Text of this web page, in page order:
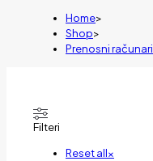
Home>
Shop>
Prenosni računari
Filteri
Reset all×